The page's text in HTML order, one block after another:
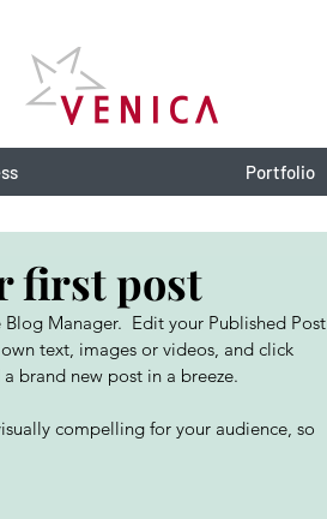
Portfolio
first post
Manager.  Edit your Published Post
text, images or videos, and click
brand new post in a breeze.
compelling for your audience, so